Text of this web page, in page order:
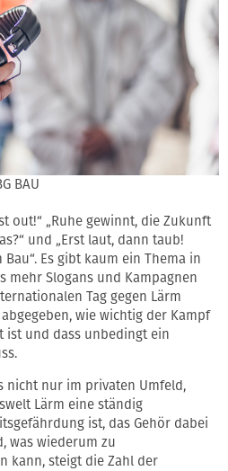
BAU
out!“ „Ruhe gewinnt, die Zukunft
und „Erst laut, dann taub!
Es gibt kaum ein Thema in
mehr Slogans und Kampagnen
Tag gegen Lärm
wie wichtig der Kampf
ist und dass unbedingt ein
nicht nur im privaten Umfeld,
Lärm eine ständig
ist, das Gehör dabei
was wiederum zu
kann, steigt die Zahl der